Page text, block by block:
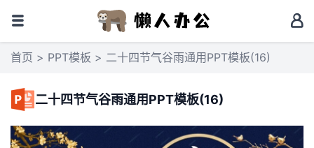
首页 > PPT模板 > 二十四节气谷雨通用PPT模板(16)
二十四节气谷雨通用PPT模板(16)